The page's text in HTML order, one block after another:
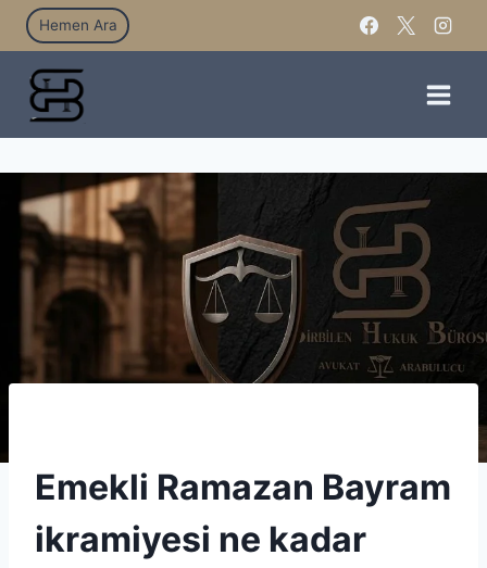
Hemen Ara
Emekli Ramazan Bayram
ikramiyesi ne kadar